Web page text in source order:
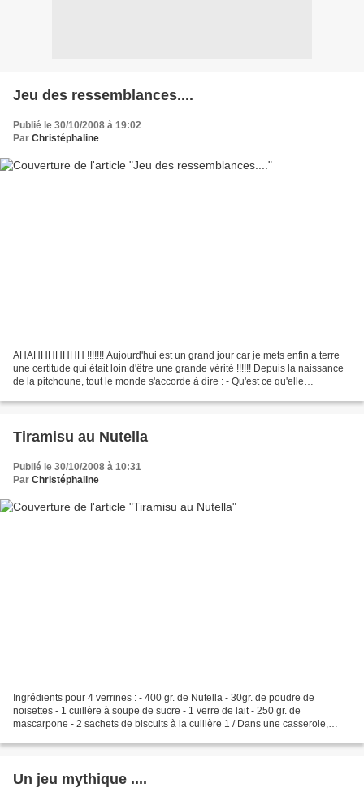
Jeu des ressemblances....
Publié le 30/10/2008 à 19:02
Par Christéphaline
AHAHHHHHHH !!!!!!! Aujourd'hui est un grand jour car je mets enfin a terre
une certitude qui était loin d'être une grande vérité !!!!!! Depuis la naissance
de la pitchoune, tout le monde s'accorde à dire : - Qu'est ce qu'elle
Tiramisu au Nutella
Publié le 30/10/2008 à 10:31
Par Christéphaline
Ingrédients pour 4 verrines : - 400 gr. de Nutella - 30gr. de poudre de
noisettes - 1 cuillère à soupe de sucre - 1 verre de lait - 250 gr. de
mascarpone - 2 sachets de biscuits à la cuillère 1 / Dans une casserole,
Un jeu mythique ....